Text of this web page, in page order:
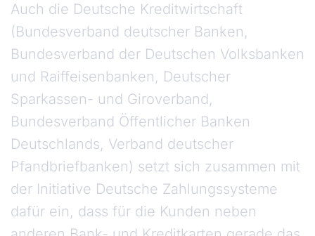
Auch die Deutsche Kreditwirtschaft
(Bundesverband deutscher Banken,
Bundesverband der Deutschen Volksbanken
und Raiffeisenbanken, Deutscher
Sparkassen- und Giroverband,
Bundesverband Öffentlicher Banken
Deutschlands, Verband deutscher
Pfandbriefbanken) setzt sich zusammen mit
der Initiative Deutsche Zahlungssysteme
dafür ein, dass für die Kunden neben